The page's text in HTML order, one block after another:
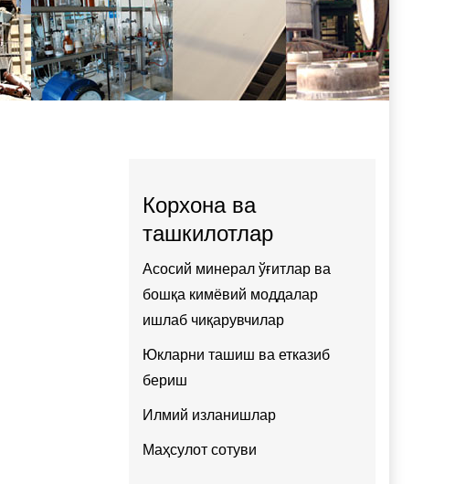
Корхона ва
ташкилотлар
Асосий минерал ўғитлар ва
бошқа кимёвий моддалар
ишлаб чиқарувчилар
Юкларни ташиш ва етказиб
бериш
Илмий изланишлар
Маҳсулот сотуви